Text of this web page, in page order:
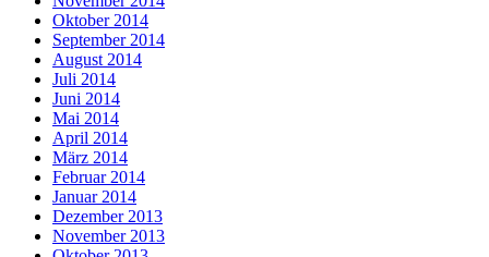
Oktober 2014
September 2014
August 2014
Juli 2014
Juni 2014
Mai 2014
April 2014
März 2014
Februar 2014
Januar 2014
Dezember 2013
November 2013